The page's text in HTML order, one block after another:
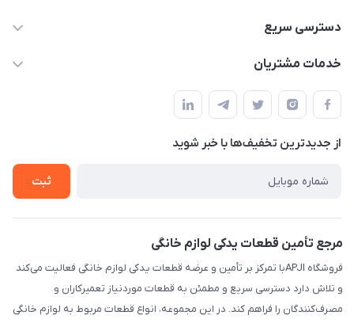
09106753413
دسترسی سریع
حساب کاربری
لیست محصولات
درباره ما
خدمات مشتریان
قوانین و مقررات
حریم خصوصی
راهنما
از جدید‌ترین تخفیف‌ها با‌ خبر شوید
ثبت
مرجع تأمین قطعات یدکی لوازم خانگی
فروشگاه APJIبا تمرکز بر تأمین و عرضه قطعات یدکی لوازم خانگی فعالیت می‌کند
و تلاش دارد دسترسی سریع و مطمئن به قطعات موردنیاز تعمیرکاران و
مصرف‌کنندگان را فراهم کند. در این مجموعه، انواع قطعات مربوط به لوازم خانگی